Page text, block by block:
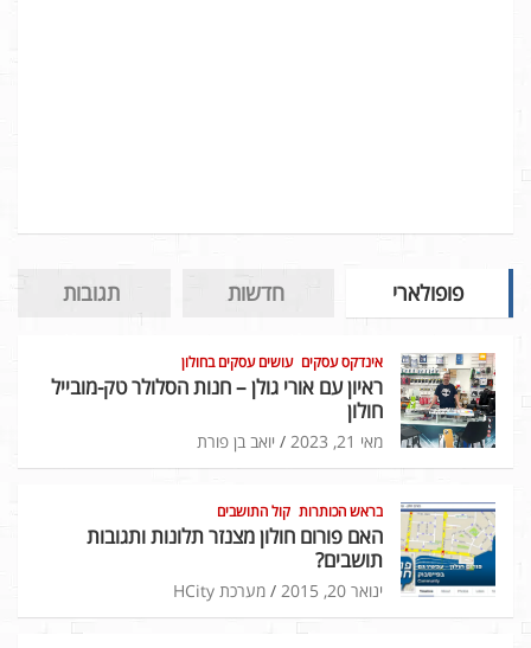
פופולארי חדשות תגובות
אינדקס עסקים עושים עסקים בחולון
ראיון עם אורי גולן – חנות הסלולר טק-מובייל
חולון
מאי 21, 2023 יואב בן פורת
בראש הכותרות קול התושבים
האם פורום חולון מצנזר תלונות ותגובות
תושבים?
ינואר 20, 2015 מערכת HCity